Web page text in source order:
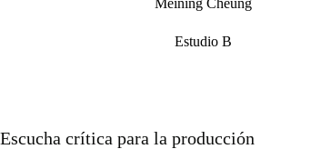
Estudio B
Escucha crítica para la producción